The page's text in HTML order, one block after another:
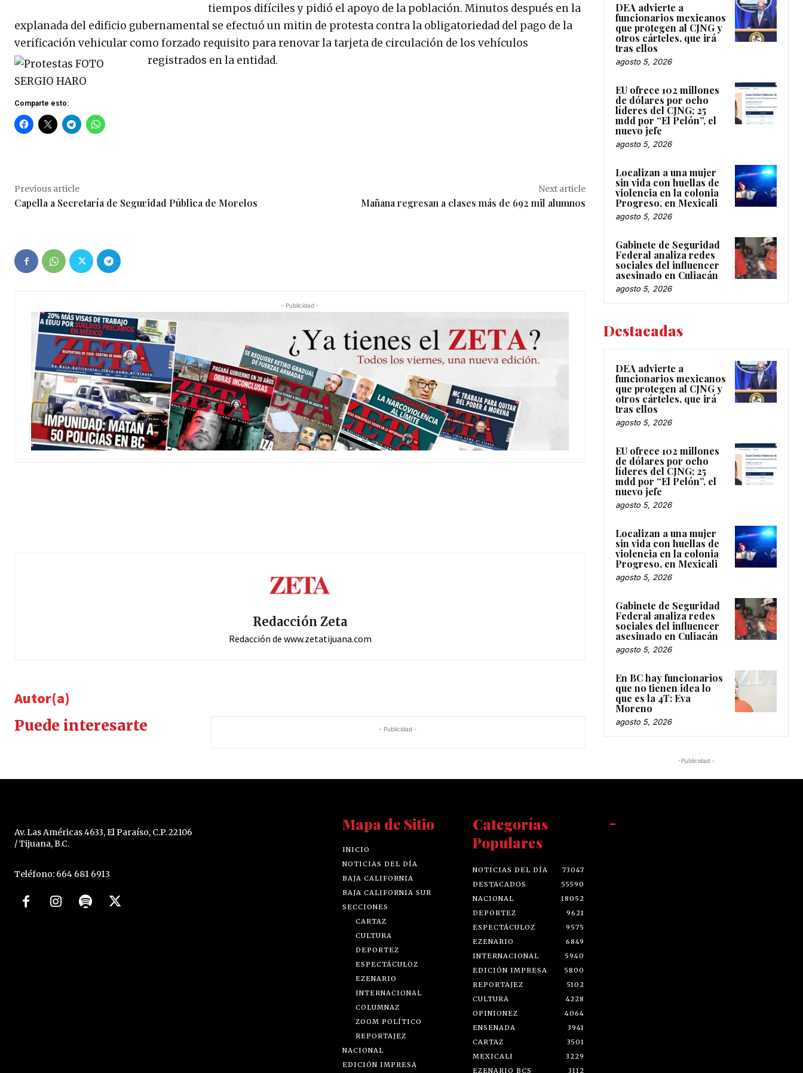
tiempos difíciles y pidió el apoyo de la población. Minutos después en la
explanada del edificio gubernamental se efectuó un mitin de protesta contra la obligatoriedad del pago de la
verificación vehicular como forzado requisito para renovar la tarjeta de circulación de los vehículos
registrados en la entidad.
Comparte esto:
Previous article
Capella a Secretaría de Seguridad Pública de Morelos
Next article
Mañana regresan a clases más de 692 mil alumnos
- Publicidad -
Redacción Zeta
Redacción de www.zetatijuana.com
Autor(a)
Puede interesarte
- Publicidad -
DEA advierte a
funcionarios mexicanos
que protegen al CJNG y
otros cárteles, que irá
tras ellos
agosto 5, 2026
EU ofrece 102 millones
de dólares por ocho
líderes del CJNG; 25
mdd por “El Pelón”, el
nuevo jefe
agosto 5, 2026
Localizan a una mujer
sin vida con huellas de
violencia en la colonia
Progreso, en Mexicali
agosto 5, 2026
Gabinete de Seguridad
Federal analiza redes
sociales del influencer
asesinado en Culiacán
agosto 5, 2026
Destacadas
DEA advierte a
funcionarios mexicanos
que protegen al CJNG y
otros cárteles, que irá
tras ellos
agosto 5, 2026
EU ofrece 102 millones
de dólares por ocho
líderes del CJNG; 25
mdd por “El Pelón”, el
nuevo jefe
agosto 5, 2026
Localizan a una mujer
sin vida con huellas de
violencia en la colonia
Progreso, en Mexicali
agosto 5, 2026
Gabinete de Seguridad
Federal analiza redes
sociales del influencer
asesinado en Culiacán
agosto 5, 2026
En BC hay funcionarios
que no tienen idea lo
que es la 4T: Eva
Moreno
agosto 5, 2026
-Publicidad -
Av. Las Américas 4633, El Paraíso, C.P. 22106
/ Tijuana, B.C.
Teléfono: 664 681 6913
Mapa de Sitio
INICIO
NOTICIAS DEL DÍA
BAJA CALIFORNIA
BAJA CALIFORNIA SUR
SECCIONES
CARTAZ
CULTURA
DEPORTEZ
ESPECTÁCULOZ
EZENARIO
INTERNACIONAL
COLUMNAZ
ZOOM POLÍTICO
REPORTAJEZ
NACIONAL
EDICIÓN IMPRESA
Categorías
Populares
NOTICIAS DEL DÍA
73047
DESTACADOS
55590
NACIONAL
18052
DEPORTEZ
9621
ESPECTÁCULOZ
9575
EZENARIO
6849
INTERNACIONAL
5940
EDICIÓN IMPRESA
5800
REPORTAJEZ
5102
CULTURA
4228
OPINIONEZ
4064
ENSENADA
3941
CARTAZ
3501
MEXICALI
3229
EZENARIO BCS
3112
-